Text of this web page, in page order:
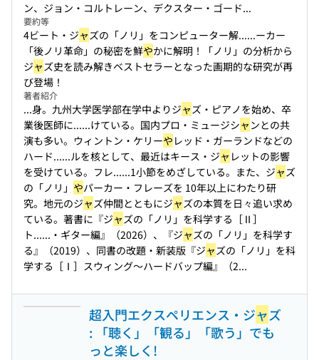
ン、ジョン・コルトレーン、デクスター・ゴード...
要約等
4ビート・ジャズの「ノリ」をコンピューター解......ーカー
「後ノリ革命」の秘密を鮮やかに解明！「ノリ」の分析から
ジャズ史を読み解きベストセラーとなった画期的な研究が再
び登場！
著者紹介
...身。九州大学医学部在学中よりジャズ・ピアノを始め、卒
業後医師に......けている。国内プロ・ミュージシャ ンとの共
演も多い。ウィントン・ケリーや レッド・ガーランドなどの
ハード......ルを核として、最近はキース・ジャ レットの影響
を受けている。フレ......1小節をめざしている。また、ジャズ
の「ノリ」 やパーカー・フレーズを 10年以上にわたり研
究。地元のジャズ仲間とともにジャズの本質を日々追い求め
ている。著書に『ジャズの「ノリ」を科学する［Ⅱ］
ト......・ギター編』（2026）、『ジャズの「ノリ」を科学す
る』（2019）、同書の改題・新装版『ジャズの「ノリ」を科
学する［Ⅰ］スウィング〜ハードバップ編』（2...
超入門エクスペリエンス・ジャズ
: 「聴く」「観る」「歌う」でも
っと楽しく!